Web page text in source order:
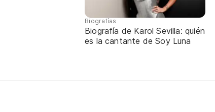
Biografías
Biografía de Karol Sevilla: quién
es la cantante de Soy Luna